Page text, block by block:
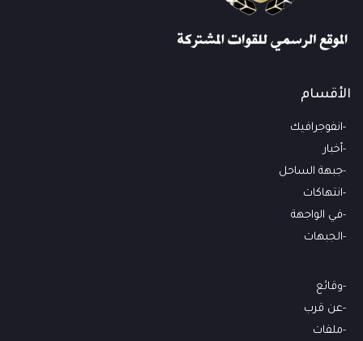
الأقسام
انفوجرافيك
أخبار
جبهة الساحل
انتهاكات
في الواجهة
الجبهات
وقائع
عن قرب
ملفات